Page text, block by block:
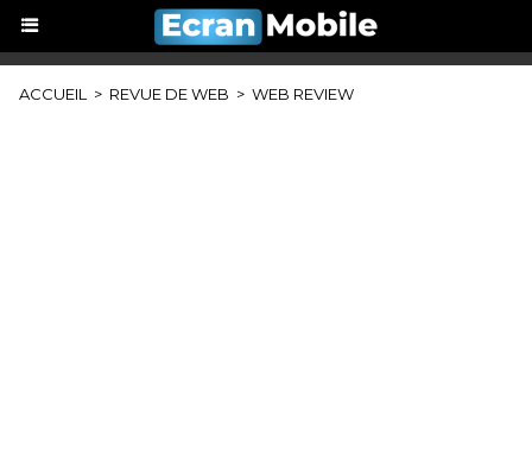
ACCUEIL > REVUE DE WEB > WEB REVIEW